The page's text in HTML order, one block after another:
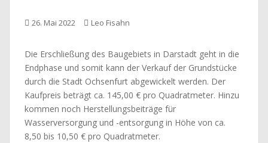
26. Mai 2022 Leo Fisahn
Die Erschließung des Baugebiets in Darstadt geht in die
Endphase und somit kann der Verkauf der Grundstücke
durch die Stadt Ochsenfurt abgewickelt werden. Der
Kaufpreis beträgt ca. 145,00 € pro Quadratmeter. Hinzu
kommen noch Herstellungsbeiträge für
Wasserversorgung und -entsorgung in Höhe von ca.
8,50 bis 10,50 € pro Quadratmeter.